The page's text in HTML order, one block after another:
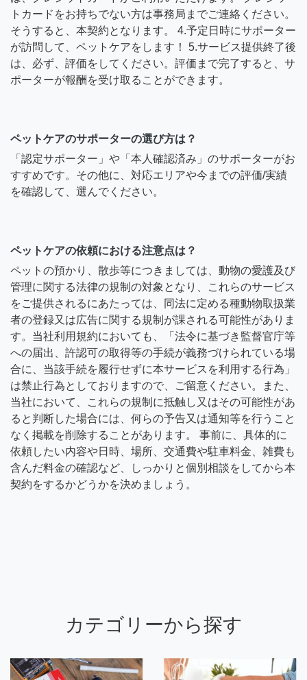
トカードをお持ちでない方は事務局までご連絡ください。
そうすると、本契約となります。 4.予定日時にサポーター
が訪問して、ペットケアをします！ 5.サービス提供終了後
は、必ず、評価をしてください。評価まで完了すると、サ
ポーターが報酬を受け取ることができます。
ペットケアのサポーターの選び方は？
「認定サポーター」や「本人確認済み」のサポーターがお
すすめです。その他に、対応エリアや今までの評価/実績
を確認して、選んでください。
ペットケアの依頼における注意点は？
ペットの預かり、散歩等につきましては、動物の愛護及び
管理に関する法律の規制の対象となり、これらのサービス
をご提供されるにあたっては、同法に定める種動物取扱業
者の登録又は広告に関する規制が課される可能性がありま
す。当社利用規約においても、「法令に基づき監督官庁等
への届出、許認可の取得等の手続が義務づけられている場
合に、当該手続を履行せずに本サービスを利用する行為」
は禁止行為としておりますので、ご留意ください。また、
当社において、これらの規制に抵触し又はその可能性があ
ると判断した場合には、何らの予告又は通知等を行うこと
なく掲載を削除することがあります。 事前に、具体的に
依頼したい内容や日時、場所、交通費や駐車料金、雑費も
含んだ料金の確認など、しっかりと個別相談をしてから本
契約をするかどうかを決めましょう。
カテゴリーから探す